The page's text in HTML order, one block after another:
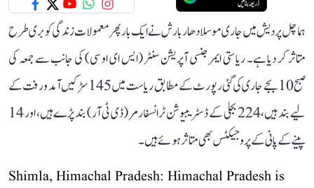
ہماچل پردیش میں جاری موسلادھار بارش نے ایک بار پھر معمولات زندگی کو بری طرح
متاثر کر دیا ہے۔ ریاستی ایمرجنسی آپریشن سنٹر (ایس ای او سی) کی جانب سے جمعہ کی
صبح 10 بجے جاری کی گئی رپورٹ کے مطابق ریاست میں 145 سڑکیں آمد و رفت کے
لیے بند ہیں، 224 بجلی کے ڈسٹریبیوشن ٹرانسفارمر (ڈی ٹی آر) بند پڑے ہیں، اور 14
پینے کے پانی کے پروجیکٹس بھی متاثر ہوئے ہیں۔
Shimla, Himachal Pradesh: Himachal Pradesh is